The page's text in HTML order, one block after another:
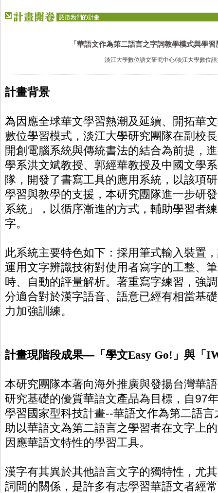
「華語文作為第二語言之字詞教學模式與學
淡江大學數位語文研究中心/淡江大學數位
計畫背景
為因應全球華文學習熱潮及延續、開拓華
數位學習模式，淡江大學研究團隊在副校長
開創電腦系統與傳統書法的結合為前提，
學系洪文斌教授、 郭經華教授及中國文學
隊，開發了書寫工具的應用系統，以該項
學習與教學的支援，本研究團隊進一步研
系統」，以循序漸進的方式，輔助學習者
字。
此系統主要特色如下：採用筆式輸入裝置
運用文字辨識技術對使用者寫字的工整、
時、自動的評量解析。著重寫字練習，強
分適合對於漢字語音、語意已經有相當基
力加強訓練。
計畫現階段成果— 「學文Easy Go! 」與「
本研究團隊本著向海外推廣與發揚台灣華
研究基礎的優質華語文產品為目標，自97
學習國家型科技計畫--華語文作為第二語
助以華語文為第二語言之學習者在文字上
因應華語文特性的學習工具。
漢字有其異於其他語言文字的獨特性，尤
詞間的關係，是許多有志學習華語文者經